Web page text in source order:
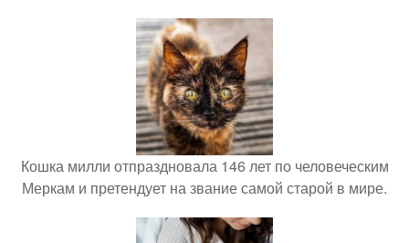
Кошка милли отпраздновала 146 лет по человеческим
Меркам и претендует на звание самой старой в мире.